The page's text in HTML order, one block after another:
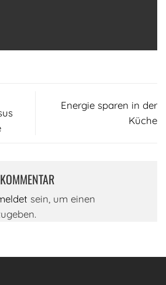
Energie sparen in der
Küche
sein, um einen